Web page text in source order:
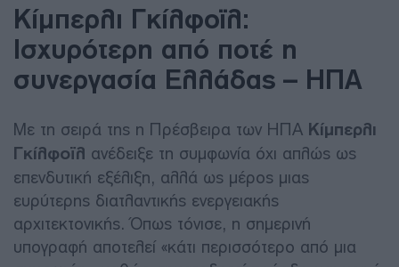
Κίμπερλι Γκίλφοϊλ:
Ισχυρότερη από ποτέ η
συνεργασία Ελλάδας – ΗΠΑ
Με τη σειρά της η Πρέσβειρα των ΗΠΑ Κίμπερλι
Γκίλφοϊλ ανέδειξε τη συμφωνία όχι απλώς ως
επενδυτική εξέλιξη, αλλά ως μέρος μιας
ευρύτερης διατλαντικής ενεργειακής
αρχιτεκτονικής. Όπως τόνισε, η σημερινή
υπογραφή αποτελεί «κάτι περισσότερο από μια